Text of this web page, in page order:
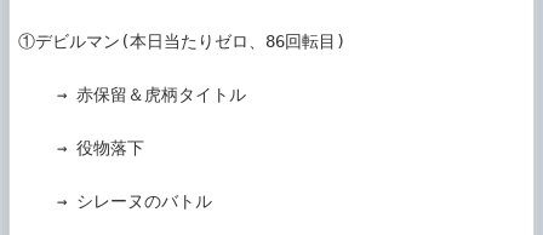
①デビルマン(本日当たりゼロ、86回転目)